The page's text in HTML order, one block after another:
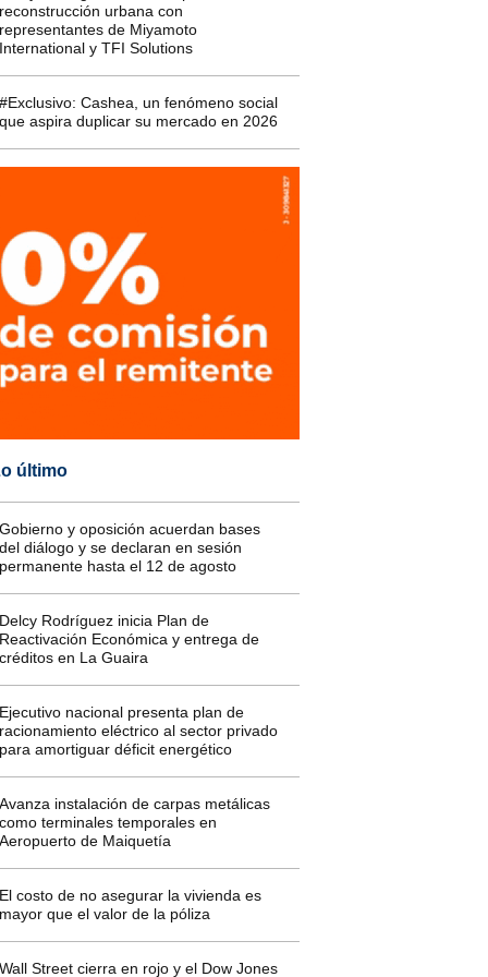
urbana con
de Miyamoto
y TFI Solutions
Cashea, un fenómeno social
aspira duplicar su mercado en 2026
último
y oposición acuerdan bases
diálogo y se declaran en sesión
hasta el 12 de agosto
Rodríguez inicia Plan de
Económica y entrega de
en La Guaira
nacional presenta plan de
eléctrico al sector privado
amortiguar déficit energético
instalación de carpas metálicas
terminales temporales en
de Maiquetía
costo de no asegurar la vivienda es
que el valor de la póliza
Street cierra en rojo y el Dow Jones